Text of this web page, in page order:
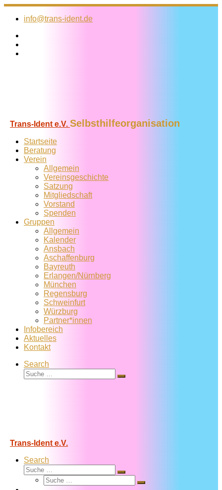
Zum
Inhalt
info@trans-ident.de
Trans-Ident e.V. Selbsthilfeorganisation
Startseite
Beratung
Verein
Allgemein
Vereins­geschichte
Satzung
Mitglied­schaft
Vorstand
Spenden
Gruppen
Allgemein
Kalender
Ansbach
Aschaffenburg
Bayreuth
Erlangen/Nürnberg
München
Regensburg
Schweinfurt
Würzburg
Partner*innen
Infobereich
Aktuelles
Kontakt
Search
Suche
Suche
Trans-Ident e.V.
Search
Suche
Suche
Suche
Suche